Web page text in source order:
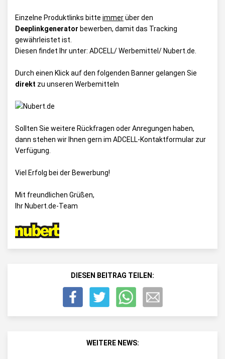
Einzelne Produktlinks bitte immerüber den
Deeplinkgenerator bewerben, damit das Tracking
gewährleistet ist.
Diesen findet Ihr unter: ADCELL/ Werbemittel/ Nubert.de
Durch einen Klick auf den folgenden Banner gelangen Sie
direkt zu unseren Werbemitteln
Sollten Sie weitere Rückfragen oder Anregungen haben,
dann stehen wir Ihnen gern im ADCELL-Kontaktformular zur
Verfügung.
Viel Erfolg bei der Bewerbung!
Mit freundlichen Grüßen,
Ihr Nubert.de-Team
DIESEN BEITRAG TEILEN:
WEITERE NEWS: